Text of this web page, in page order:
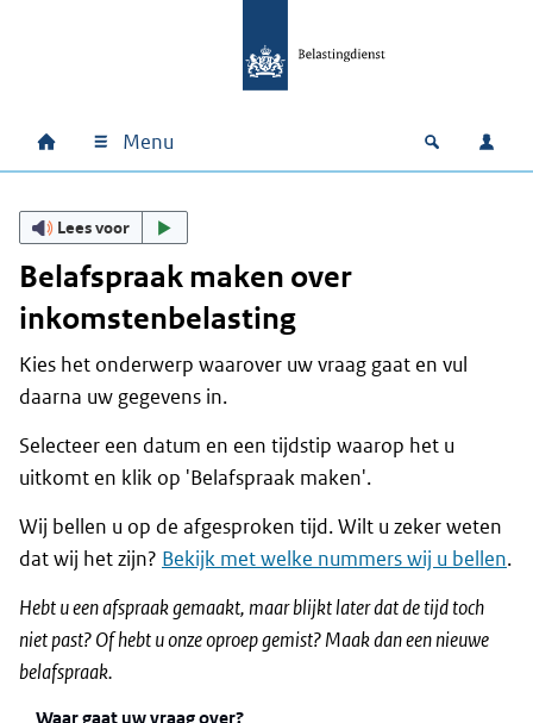
Hoofdnavigatie
Home Menu Open
Lees voor
Belafspraak maken over
inkomstenbelasting
Kies het onderwerp waarover uw vraag gaat en vul
daarna uw gegevens in.
Selecteer een datum en een tijdstip waarop het u
uitkomt en klik op 'Belafspraak maken'.
Wij bellen u op de afgesproken tijd. Wilt u zeker weten
dat wij het zijn? Bekijk met welke nummers wij u bellen.
Hebt u een afspraak gemaakt, maar blijkt later dat de tijd toch
niet past? Of hebt u onze oproep gemist? Maak dan een nieuwe
belafspraak.